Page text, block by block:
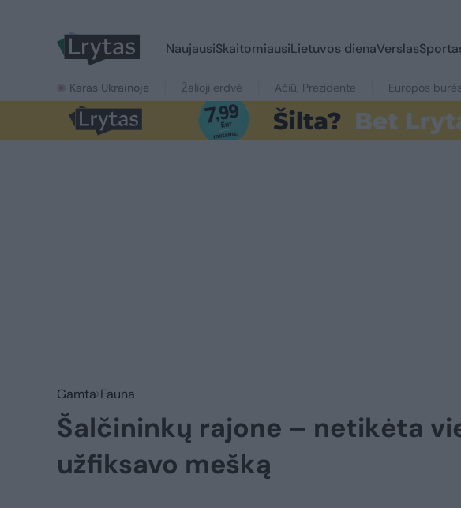
NaujausiSkaitomiausiLietuvos dienaVerslas
Karas Ukrainoje Žalioji erdvė Ačiū, Prezidente Europos
Gamta Fauna
Šalčininkų rajone – netikėta
užfiksavo mešką